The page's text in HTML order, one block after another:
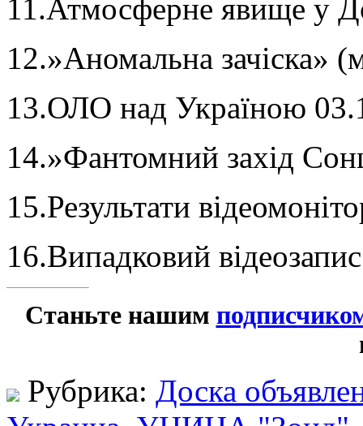
11.Атмосферне явище у
12.»Аномальна зачіска»
13.ОЛО над Україною
14.»Фантомний захід
15.Результати
16.Випадковий
Станьте нашим
Рубрика: Доска